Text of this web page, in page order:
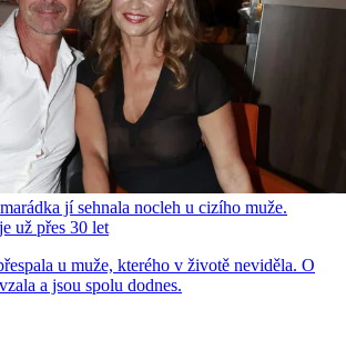
jí sehnala nocleh u cizího muže.
už přes 30 let
u muže, kterého v životě neviděla. O
a jsou spolu dodnes.